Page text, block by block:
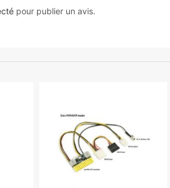
pour publier un avis.